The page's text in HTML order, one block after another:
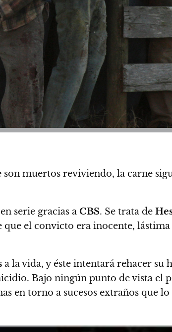
son muertos reviviendo, la carne
serie gracias a CBS. Se trata de
que el convicto era inocente,
a la vida, y éste intentará rehacer su
Bajo ningún punto de vista el
en torno a sucesos extraños que